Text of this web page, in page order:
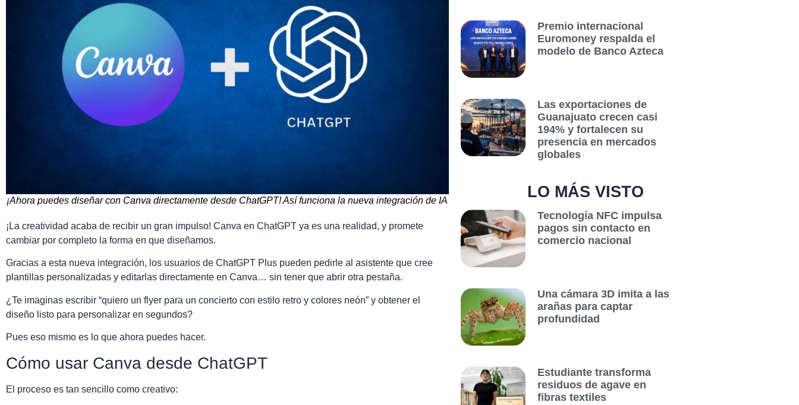
¡Ahora puedes diseñar con Canva directamente desde ChatGPT! Así funciona la nueva integración de IA
¡La creatividad acaba de recibir un gran impulso! Canva en ChatGPT ya es una realidad, y promete
cambiar por completo la forma en que diseñamos.
Gracias a esta nueva integración, los usuarios de ChatGPT Plus pueden pedirle al asistente que cree
plantillas personalizadas y editarlas directamente en Canva… sin tener que abrir otra pestaña.
¿Te imaginas escribir “quiero un flyer para un concierto con estilo retro y colores neón” y obtener el
diseño listo para personalizar en segundos?
Pues eso mismo es lo que ahora puedes hacer.
Cómo usar Canva desde ChatGPT
El proceso es tan sencillo como creativo:
Premio internacional
Euromoney respalda el
modelo de Banco Azteca
Las exportaciones de
Guanajuato crecen casi
194% y fortalecen su
presencia en mercados
globales
LO MÁS VISTO
Tecnología NFC impulsa
pagos sin contacto en
comercio nacional
Una cámara 3D imita a las
arañas para captar
profundidad
Estudiante transforma
residuos de agave en
fibras textiles